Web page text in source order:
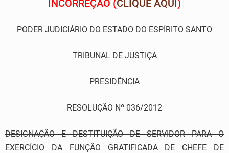
INCORREÇÃO (CLIQUE AQUI)
PODER JUDICIÁRIO DO ESTADO DO ESPÍRITO SANTO
TRIBUNAL DE JUSTIÇA
PRESIDÊNCIA
RESOLUÇÃO Nº 036/2012
DESIGNAÇÃO E DESTITUIÇÃO DE SERVIDOR PARA O
EXERCÍCIO DA FUNÇÃO GRATIFICADA DE CHEFE DE